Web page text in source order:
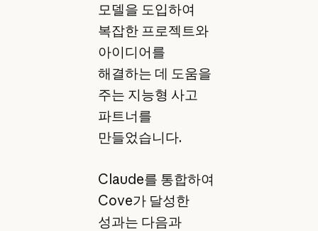
모델을 도입하여
복잡한 프로젝트와
아이디어를
해결하는 데 도움을
주는 지능형 사고
파트너를
만들었습니다.
Claude를 통합하여
Cove가 달성한
성과는 다음과